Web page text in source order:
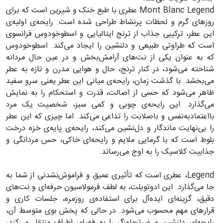
Mont Blanc Legend عطری با طبع خنک و شیرین است که برای
روزهای گرم و لحظات پرنشاط طراحی شده است. رایحه‌ی اولیه‌ی
این عطر، ترکیبی جذاب از ترنج ایتالیایی و اسطوخودوس فرانسوی
است که طراوتی طبیعی و دلنشین را ایجاد می‌کند. اسطوخودوس
که به عنوان یکی از نت‌های آرامش‌بخش و در عین حال مردانه
شناخته می‌شود، در کنار ترنج، حال و هوایی مدرن و تازه به عطر
می‌بخشد. با گذشت زمان، رایحه‌ی میانی این عطر یعنی سرو سفید
ظاهر می‌شود که حسی از اصالت، قدرت و استحکام را به نمایش
می‌گذارد. این رایحه‌ی چوبی و کمی سبز، شخصیت یک مرد
بااعتمادبه‌نفس و باصلابت را تداعی می‌کند. اما چیزی که این عطر
را بی‌نهایت ماندگار و دل‌نشین می‌کند، رایحه‌ی پایه‌ی خزه درخت
بلوط است که با گرمایی ملایم و رایحه‌ای خاکی، حس مردانگی و
جذابیت کلاسیک را به اوج می‌رساند.
Legend، عطری است که تأثیری عمیق و فراموش‌نشدنی از شما به
جا می‌گذارد. این ادوتویلت، به لطف فرمولاسیون حرفه‌ای و نت‌های
دقیق، گزینه‌ای ایده‌آل برای استفاده‌ی روزمره، جلسات کاری و
قرارهای مهم محسوب می‌شود. در حالی که پخش بوی متوسط آن،